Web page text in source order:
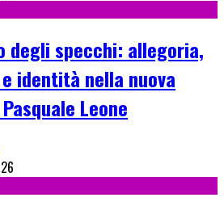
degli specchi: allegoria,
identità nella nuova
Leone